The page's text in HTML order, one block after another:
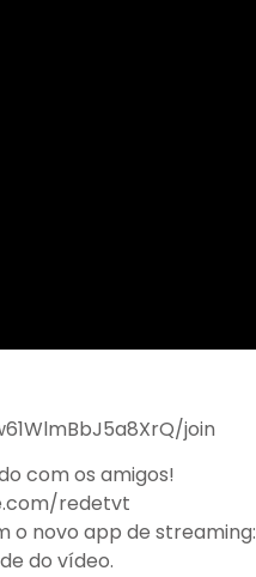
join
com os amigos!
redetvt
o novo app de streaming:
do vídeo.